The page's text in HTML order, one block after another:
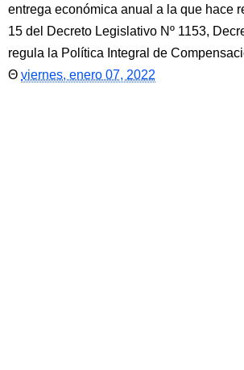
entrega económica anual a la que hace
15 del Decreto Legislativo Nº 1153,
regula la Política Integral de
viernes, enero 07, 2022